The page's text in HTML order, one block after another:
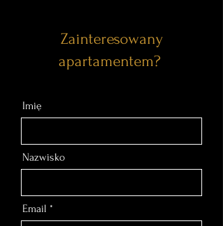
Zainteresowany
apartamentem?
Imię
Nazwisko
Email